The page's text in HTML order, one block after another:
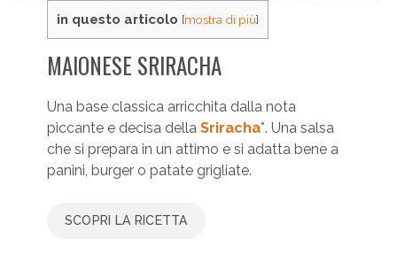
in questo articolo [mostra di più]
MAIONESE SRIRACHA
Una base classica arricchita dalla nota
piccante e decisa della Sriracha*. Una salsa
che si prepara in un attimo e si adatta bene a
panini, burger o patate grigliate.
SCOPRI LA RICETTA